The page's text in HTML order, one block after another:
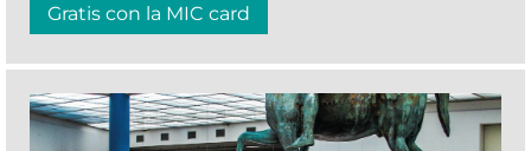
Gratis con la MIC card